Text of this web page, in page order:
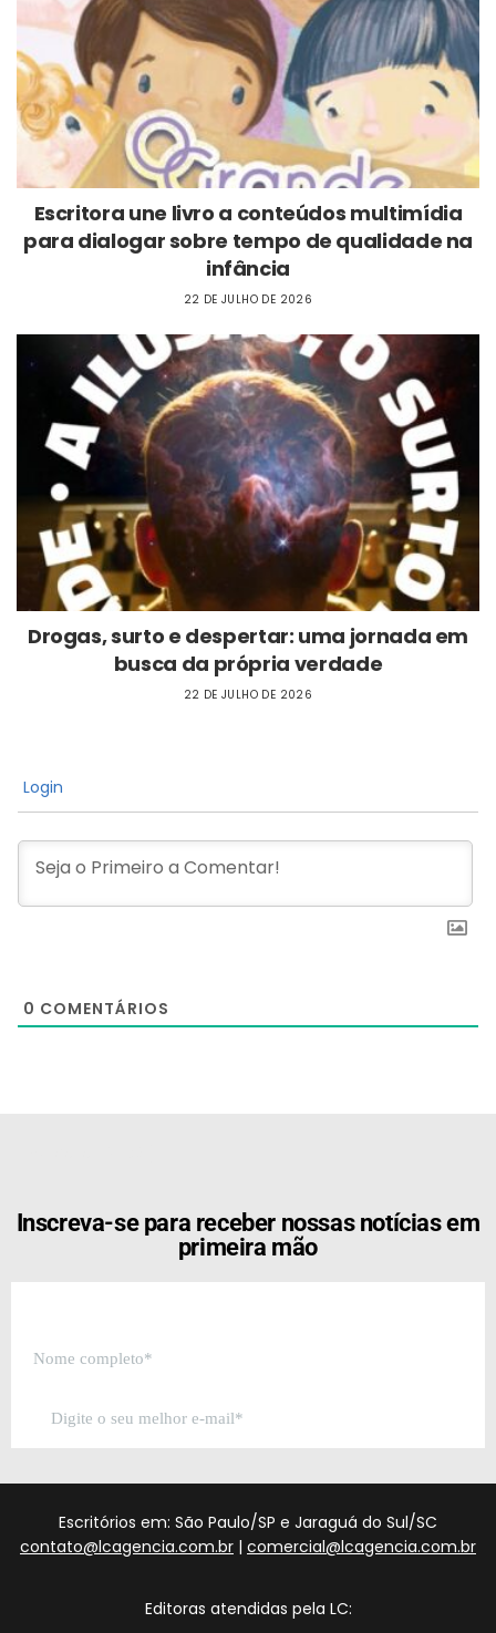
Escritora une livro a conteúdos multimídia
para dialogar sobre tempo de qualidade na
infância
22 DE JULHO DE 2026
Drogas, surto e despertar: uma jornada em
busca da própria verdade
22 DE JULHO DE 2026
Login
0 COMENTÁRIOS
Inscreva-se para receber nossas notícias em
primeira mão
Escritórios em: São Paulo/SP e Jaraguá do Sul/SC
contato@lcagencia.com.br | comercial@lcagencia.com.br
Editoras atendidas pela LC: